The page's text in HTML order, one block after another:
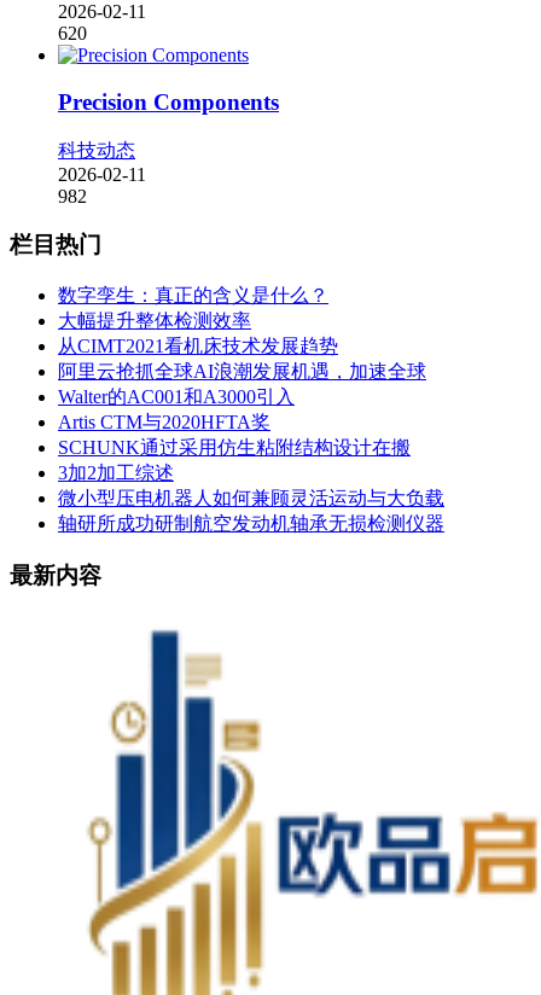
2026-02-11
620
Precision Components
科技动态
2026-02-11
982
栏目热门
数字孪生：真正的含义是什么？
大幅提升整体检测效率
从CIMT2021看机床技术发展趋势
阿里云抢抓全球AI浪潮发展机遇，加速全球
Walter的AC001和A3000引入
Artis CTM与2020HFTA奖
SCHUNK通过采用仿生粘附结构设计在搬
3加2加工综述
微小型压电机器人如何兼顾灵活运动与大负载
轴研所成功研制航空发动机轴承无损检测仪器
最新内容